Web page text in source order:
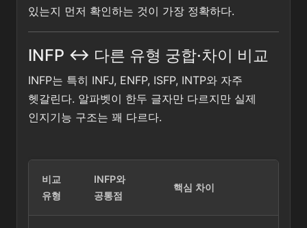
있는지 먼저 확인하는 것이 가장 정확하다.
INFP ↔ 다른 유형 궁합·차이 비교
INFP는 특히 INFJ, ENFP, ISFP, INTP와 자주
헷갈린다. 알파벳이 한두 글자만 다르지만 실제
인지기능 구조는 꽤 다르다.
비교
유형
INFP와
공통점
핵심 차이